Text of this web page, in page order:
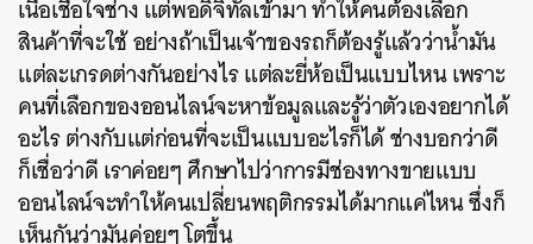
เนื้อเชื่อใจช่าง แต่พอดิจิทัลเข้ามา ทำให้คนต้องเลือก
สินค้าที่จะใช้ อย่างถ้าเป็นเจ้าของรถก็ต้องรู้แล้วว่าน้ำมัน
แต่ละเกรดต่างกันอย่างไร แต่ละยี่ห้อเป็นแบบไหน เพราะ
คนที่เลือกของออนไลน์จะหาข้อมูลและรู้ว่าตัวเองอยากได้
อะไร ต่างกับแต่ก่อนที่จะเป็นแบบอะไรก็ได้ ช่างบอกว่าดี
ก็เชื่อว่าดี เราค่อยๆ ศึกษาไปว่าการมีช่องทางขายแบบ
ออนไลน์จะทำให้คนเปลี่ยนพฤติกรรมได้มากแค่ไหน ซึ่งก็
เห็นกันว่ามันค่อยๆ โตขึ้น